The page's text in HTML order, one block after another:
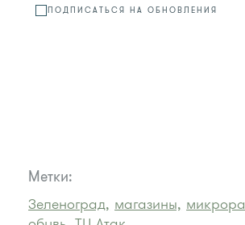
ПОДПИСАТЬСЯ НА ОБНОВЛЕНИЯ
Метки:
Зеленоград, магазины,